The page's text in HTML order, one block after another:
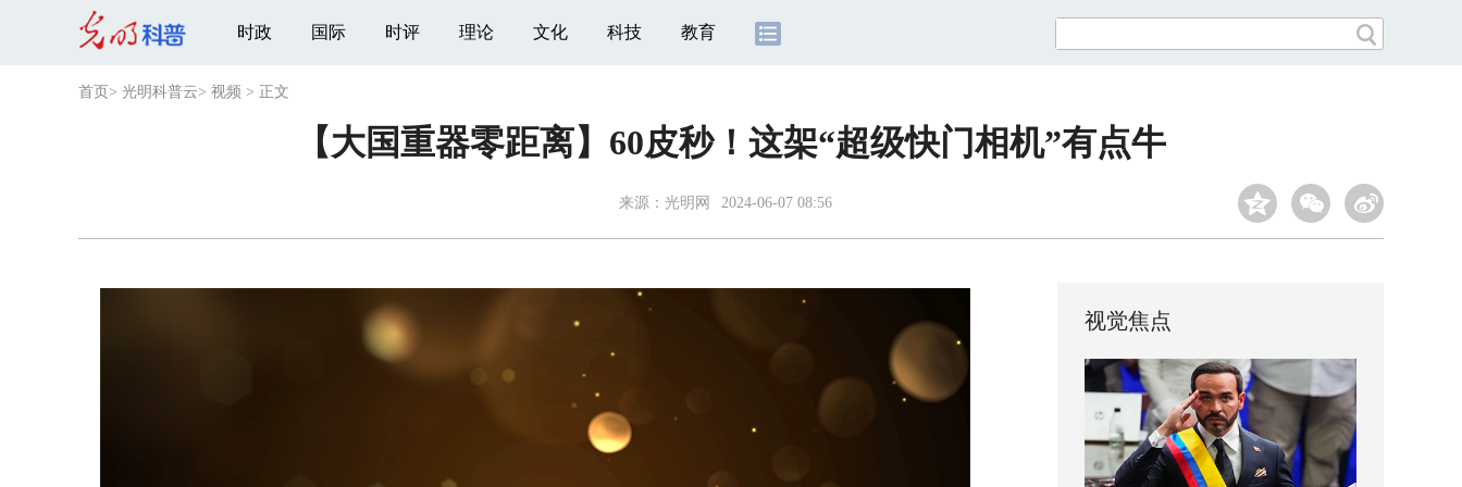
时政 国际 时评 理论 文化 科技 教育
首页 > 光明科普云> 视频 > 正文
【大国重器零距离】60皮秒！这架“超级快门相机”有点牛
来源： 光明网 2024-06-07 08:56
视觉焦点